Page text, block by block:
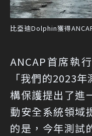
比亞迪Dolphin獲得
ANCAP首席執
「我們的2023
構保護提出了進
動安全系統領域
的是，今年測試